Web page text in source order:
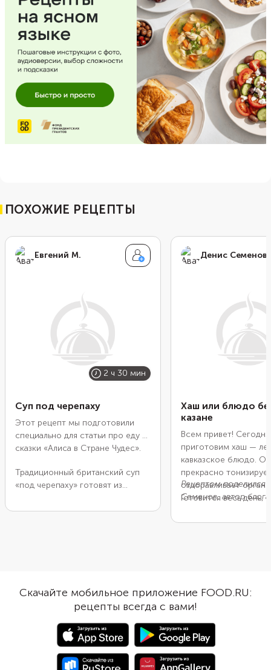
ПОХОЖИЕ РЕЦЕПТЫ
Евгений М.
2 ч 30 мин
Суп под черепаху
Этот рецепт мы подготовили
специально для статьи про еду из
сказки «Алиса в Стране Чудес».
Традиционный британский суп
«под черепаху» готовят из
мозги. Они по текстуре и по
Благодаря лимонному соку,
вустерширскому соусу с
анчоусами и другим приправам
он получится острым, с нотками
морской воды и плотным
мясным вкусом — густым и
сытным, каким и должен быть
Денис Семенов
Хаш или блюдо
казане
Всем привет! Сегодня
приготовим хаш —
кавказское блюдо.
прекрасно
оздоравливает
Готовится весь день,
Рецептом поделился
Семенов, автор
Скачайте мобильное приложение FOOD.RU:
рецепты всегда с вами!